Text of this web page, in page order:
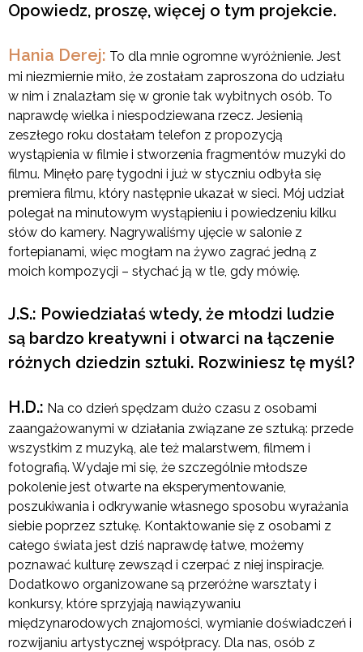
Opowiedz, proszę, więcej o tym projekcie.
Hania Derej: To dla mnie ogromne wyróżnienie. Jest
mi niezmiernie miło, że zostałam zaproszona do udziału
w nim i znalazłam się w gronie tak wybitnych osób. To
naprawdę wielka i niespodziewana rzecz. Jesienią
zeszłego roku dostałam telefon z propozycją
wystąpienia w filmie i stworzenia fragmentów muzyki do
filmu. Minęło parę tygodni i już w styczniu odbyła się
premiera filmu, który następnie ukazał w sieci. Mój udział
polegał na minutowym wystąpieniu i powiedzeniu kilku
słów do kamery. Nagrywaliśmy ujęcie w salonie z
fortepianami, więc mogłam na żywo zagrać jedną z
moich kompozycji – słychać ją w tle, gdy mówię.
J.S.: Powiedziałaś wtedy, że młodzi ludzie
są bardzo kreatywni i otwarci na łączenie
różnych dziedzin sztuki. Rozwiniesz tę myśl?
H.D.: Na co dzień spędzam dużo czasu z osobami
zaangażowanymi w działania związane ze sztuką: przede
wszystkim z muzyką, ale też malarstwem, filmem i
fotografią. Wydaje mi się, że szczególnie młodsze
pokolenie jest otwarte na eksperymentowanie,
poszukiwania i odkrywanie własnego sposobu wyrażania
siebie poprzez sztukę. Kontaktowanie się z osobami z
całego świata jest dziś naprawdę łatwe, możemy
poznawać kulturę zewsząd i czerpać z niej inspiracje.
Dodatkowo organizowane są przeróżne warsztaty i
konkursy, które sprzyjają nawiązywaniu
międzynarodowych znajomości, wymianie doświadczeń i
rozwijaniu artystycznej współpracy. Dla nas, osób z